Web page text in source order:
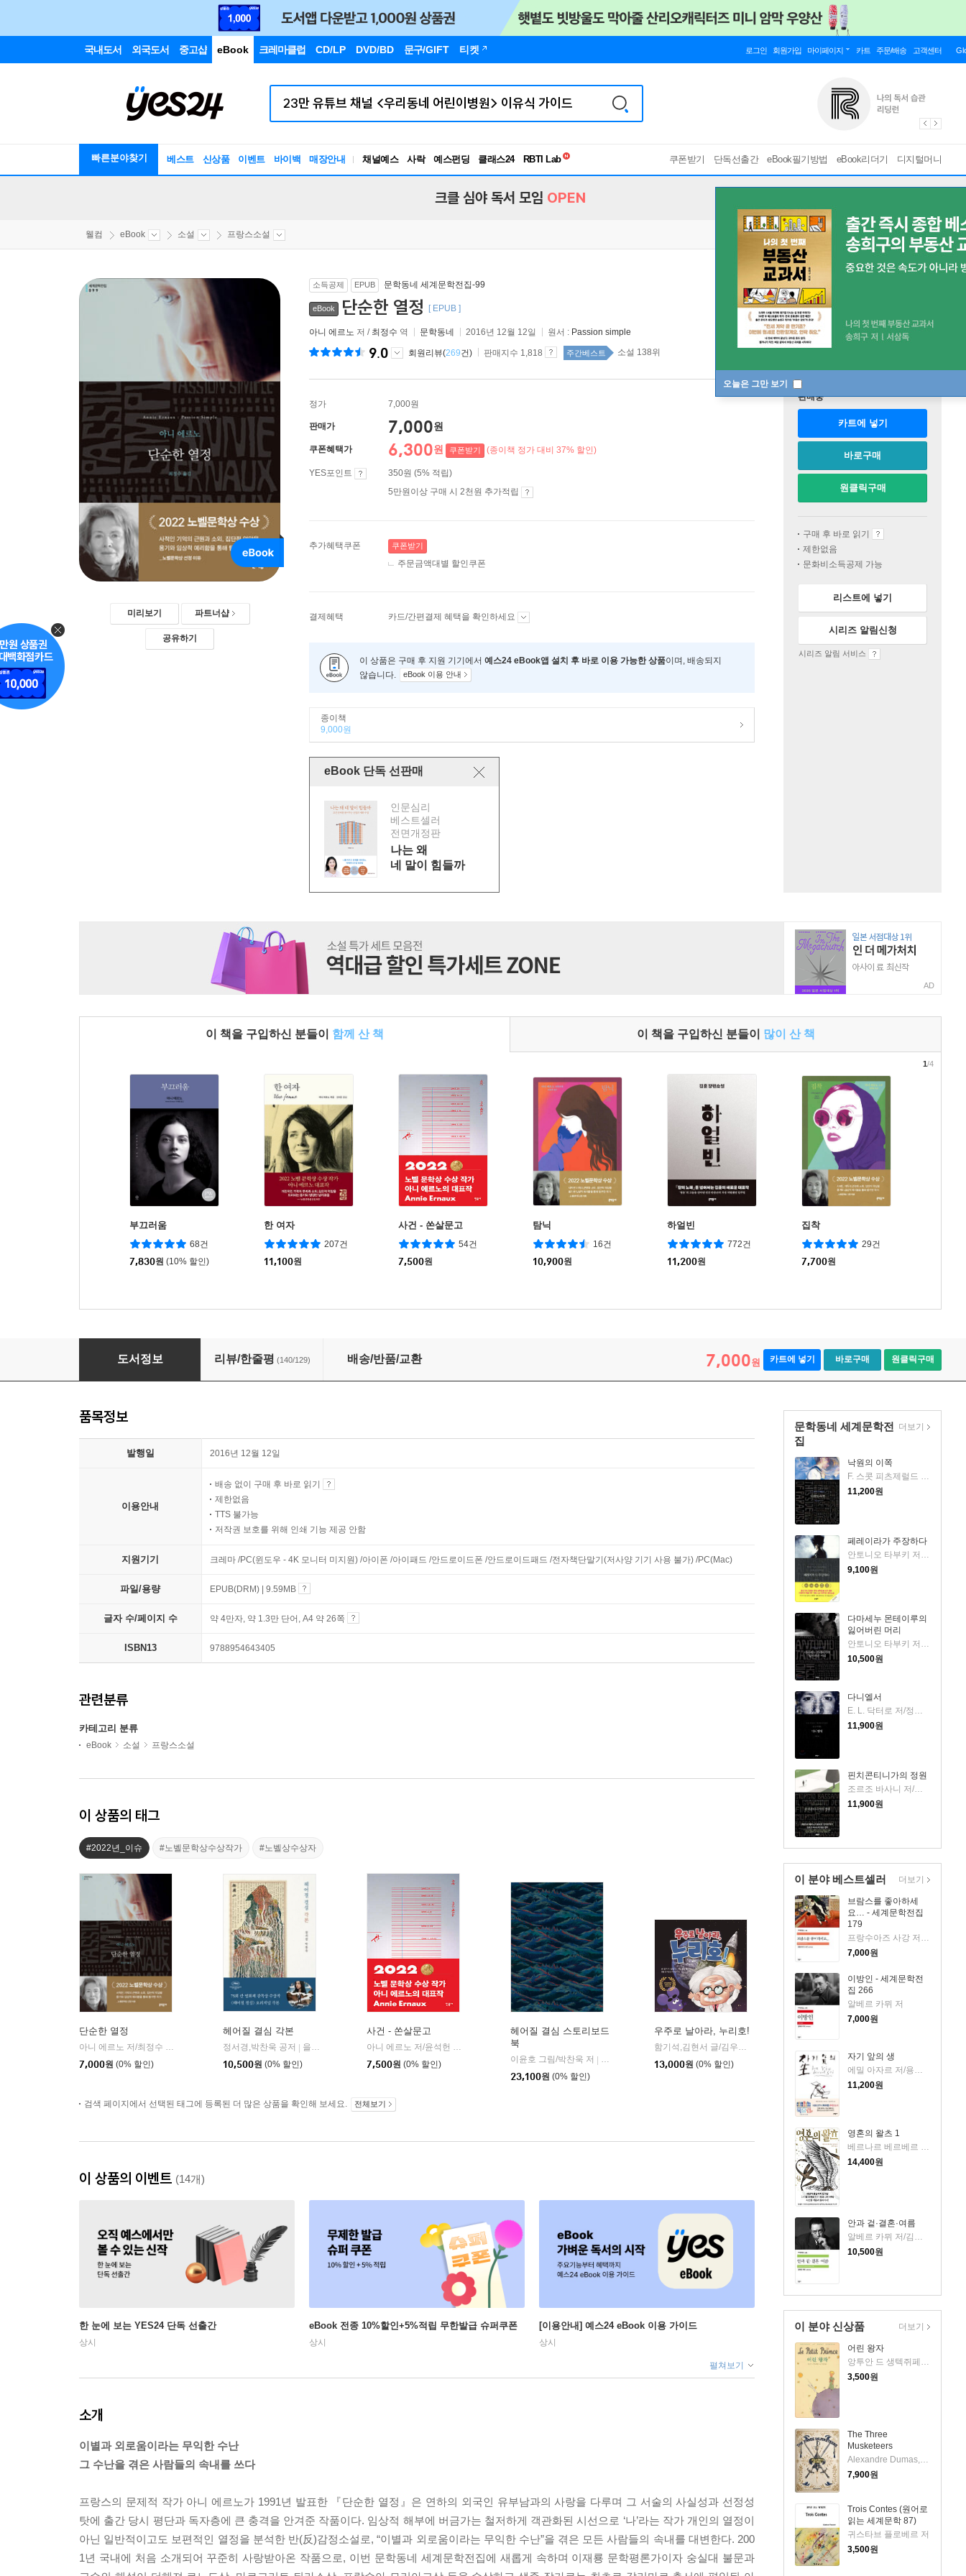
국내도서 외국도서 중고샵 eBook 크레마클럽 CD/LP DVD/BD 문구/GIFT 티켓 로그인 회원가입 마이페이지 카트 주문/배송 고객센터
빠른분야찾기 베스트 신상품 이벤트 바이백 매장안내 채널예스 사락 예스펀딩 클래스24
독서유형검사
쿠폰받기 단독선출간 eBook필기방법 eBook리더기 디지털머니
오늘은 그만 보기
크클 심야 독서 모임 OPEN
웰컴 eBook 소설 프랑스소설
미리보기 파트너샵
공유하기
소득공제 EPUB 문학동네 세계문학전집-99
eBook 단순한 열정 [ EPUB ]
아니 에르노 저 / 최정수 역 문학동네 2016년 12월 12일 원서 : Passion simple
9.0 회원리뷰(269건) 판매지수 1,818 주간베스트 소설 138위
정가 7,000원
판매가 7,000원
쿠폰혜택가 6,300원 쿠폰받기 (종이책 정가 대비 37% 할인)
YES포인트
350원 (5% 적립)
5만원이상 구매 시 2천원 추가적립
추가혜택쿠폰 쿠폰받기
주문금액대별 할인쿠폰
결제혜택 카드/간편결제 혜택을 확인하세요
이 상품은 구매 후 지원 기기에서 예스24 eBook앱 설치 후 바로 이용 가능한 상품이며, 배송되지
않습니다.
eBook 이용 안내
종이책
9,000원
eBook 단독 선판매
인문심리
베스트셀러
전면개정판
나는 왜
네 말이 힘들까
판매중
카트에 넣기
바로구매
원클릭구매
구매 후 바로 읽기
제한없음
문화비소득공제 가능
리스트에 넣기
시리즈 알림신청
시리즈 알림 서비스
AD
이 책을 구입하신 분들이 함께 산 책 이 책을 구입하신 분들이 많이 산 책
부끄러움
68건
7,830원 (10% 할인)
한 여자
207건
11,100원
사건 - 쏜살문고
54건
7,500원
탐닉
16건
10,900원
하얼빈
772건
11,200원
집착
29건
7,700원
1/4
단순한 열정
도서정보 리뷰/한줄평 (140/129) 배송/반품/교환 7,000원 카트에 넣기 바로구매 원클릭구매
문학동네 세계문학전
집
낙원의 이쪽
11,200원
페레이라가 주장하다
안토니오 타부키 저/이승수 역
9,100원
다마세누 몬테이루의
잃어버린 머리
10,500원
다니엘서
E. L. 닥터로 저/정상준 역
11,900원
핀치콘티니가의 정원
조르조 바사니 저/이현경 역
11,900원
더보기
이 분야 베스트셀러
브람스를 좋아하세
요… - 세계문학전집
179
프랑수아즈 사강 저/김남주 역
7,000원
이방인 - 세계문학전
집 266
알베르 카뮈 저
7,000원
자기 앞의 생
에밀 아자르 저/용경식 역
11,200원
영혼의 왈츠 1
14,400원
안과 겉·결혼·여름
알베르 카뮈 저/김화영 역
10,500원
더보기
이 분야 신상품
어린 왕자
앙투안 드 생텍쥐페리 저/김설아 역
3,500원
The Three
Musketeers
Alexandre Dumas,Auguste Maquet 저
7,900원
Trois Contes (원어로
읽는 세계문학 87)
귀스타브 플로베르 저
3,500원
더보기
품목정보
발행일 2016년 12월 12일
이용안내
배송 없이 구매 후 바로 읽기
제한없음
TTS 불가능
저작권 보호를 위해 인쇄 기능 제공 안함
지원기기 크레마 /PC(윈도우 - 4K 모니터 미지원) /아이폰 /아이패드 /안드로이드폰 /안드로이드패드 /전자책단말기(저사양 기기 사용 불가) /PC(Mac)
파일/용량 EPUB(DRM) | 9.59MB
글자 수/페이지 수 약 4만자, 약 1.3만 단어, A4 약 26쪽
ISBN13 9788954643405
관련분류
카테고리 분류
eBook 소설 프랑스소설
이 상품의 태그
#2022년_이슈 #노벨문학상수상작가 #노벨상수상자
단순한 열정
7,000원 (0% 할인)
헤어질 결심 각본
정서경,박찬욱 공저 | 을유문화사
10,500원 (0% 할인)
사건 - 쏜살문고
7,500원 (0% 할인)
헤어질 결심 스토리보드
북
이윤호 그림/박찬욱 저 |
23,100원 (0% 할인)
우주로 날아라, 누리호!
13,000원 (0% 할인)
검색 페이지에서 선택된 태그에 등록된 더 많은 상품을 확인해 보세요. 전체보기
이 상품의 이벤트 (14개)
한 눈에 보는 YES24 단독 선출간
상시
eBook 전종 10%할인+5%적립 무한발급 슈퍼쿠폰
상시
[이용안내] 예스24 eBook 이용 가이드
상시
펼쳐보기
소개
이별과 외로움이라는 무익한 수난
그 수난을 겪은 사람들의 속내를 쓰다
프랑스의 문제적 작가 아니 에르노가 1991년 발표한 『단순한 열정』은 연하의 외국인 유부남과의 사랑을 다루며 그 서술의 사실성과 선정성
탓에 출간 당시 평단과 독자층에 큰 충격을 안겨준 작품이다. 임상적 해부에 버금가는 철저하게 객관화된 시선으로 ‘나’라는 작가 개인의 열정이
아닌 일반적이고도 보편적인 열정을 분석한 반(反)감정소설로, “이별과 외로움이라는 무익한 수난”을 겪은 모든 사람들의 속내를 대변한다. 200
1년 국내에 처음 소개되어 꾸준히 사랑받아온 작품으로, 이번 문학동네 세계문학전집에 새롭게 속하며 이재룡 문학평론가이자 숭실대 불문과